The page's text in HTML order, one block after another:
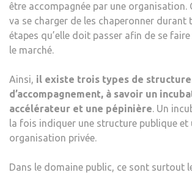
être accompagnée par une organisation.
va se charger de les chaperonner durant
étapes qu’elle doit passer afin de se
le marché.
Ainsi, il existe trois types de
d’accompagnement, à savoir un
accélérateur et une pépinière. Un
la fois indiquer une structure publique et
organisation privée.
Dans le domaine public, ce sont surtout